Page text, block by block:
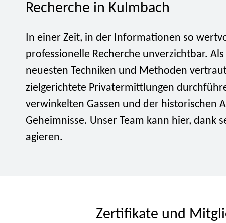
Recherche in Kulmbach
In einer Zeit, in der Informationen so
professionelle Recherche unverzichtbar.
neuesten Techniken und Methoden
zielgerichtete Privatermittlungen
verwinkelten Gassen und der historischen
Geheimnisse. Unser Team kann hier, dank
agieren.
Zertifikate und